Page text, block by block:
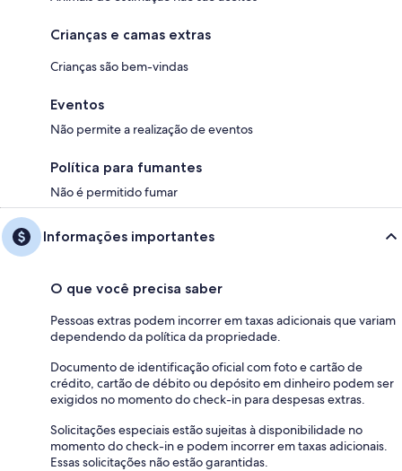
Crianças e camas extras
Crianças são bem-vindas
Eventos
Não permite a realização de eventos
Política para fumantes
Não é permitido fumar
Informações importantes
O que você precisa saber
Pessoas extras podem incorrer em taxas adicionais que variam
dependendo da política da propriedade.
Documento de identificação oficial com foto e cartão de
crédito, cartão de débito ou depósito em dinheiro podem ser
exigidos no momento do check-in para despesas extras.
Solicitações especiais estão sujeitas à disponibilidade no
momento do check-in e podem incorrer em taxas adicionais.
Essas solicitações não estão garantidas.